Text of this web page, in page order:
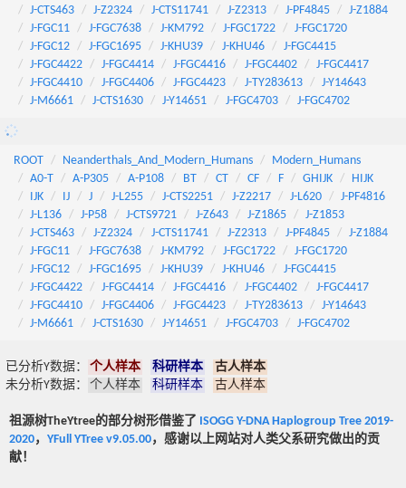
J-CTS463
J-Z2324 J-CTS11741 J-Z2313 J-PF4845
J-Z1884
J-FGC11
J-FGC7638 J-KM792 J-FGC1722
J-FGC1720
J-FGC12
J-FGC1695 J-KHU39 J-KHU46
J-FGC4415
J-FGC4422
J-FGC4414 J-FGC4416 J-FGC4402
J-FGC4417
J-FGC4410
J-FGC4406 J-FGC4423 J-TY283613
J-Y14643
J-M6661
J-CTS1630 J-Y14651 J-FGC4703 J-FGC4702
ROOT Neanderthals_And_Modern_Humans
Modern_Humans
A0-T
A-P305 A-P108 BT CT CF F GHIJK
HIJK
IJK
IJ J J-L255 J-CTS2251 J-Z2217 J-L620
J-PF4816
J-L136
J-P58 J-CTS9721 J-Z643 J-Z1865
J-Z1853
J-CTS463
J-Z2324 J-CTS11741 J-Z2313 J-PF4845
J-Z1884
J-FGC11
J-FGC7638 J-KM792 J-FGC1722
J-FGC1720
J-FGC12
J-FGC1695 J-KHU39 J-KHU46
J-FGC4415
J-FGC4422
J-FGC4414 J-FGC4416 J-FGC4402
J-FGC4417
J-FGC4410
J-FGC4406 J-FGC4423 J-TY283613
J-Y14643
J-M6661
J-CTS1630 J-Y14651 J-FGC4703 J-FGC4702
已分析Y数据： 个人样本 科研样本
古人样本
未分析Y数据：
个人样本 科研样本 古人样本
祖源树TheYtree的部分树形借鉴了 ISOGG Y-DNA Haplogroup Tree 2019-
2020， YFull YTree v9.05.00，感谢以上网站对人类父系研究做出的贡
献！